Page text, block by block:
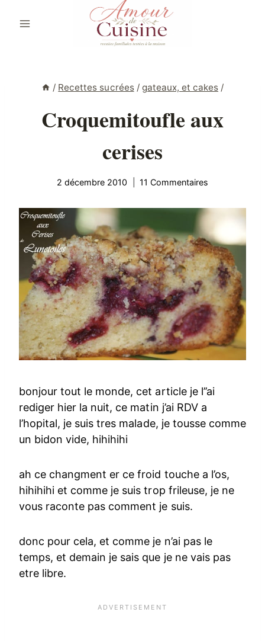
/ Recettes sucrées / gateaux, et cakes /
Croquemitoufle aux
cerises
2 décembre 2010 11 Commentaires
bonjour tout le monde, cet article je l’’ai
rediger hier la nuit, ce matin j’ai RDV a
l’hopital, je suis tres malade, je tousse comme
un bidon vide, hihihihi
ah ce changment er ce froid touche a l’os,
hihihihi et comme je suis trop frileuse, je ne
vous raconte pas comment je suis.
donc pour cela, et comme je n’ai pas le
temps, et demain je sais que je ne vais pas
etre libre.